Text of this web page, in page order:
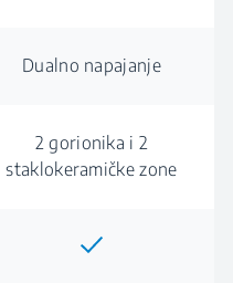
Dualno napajanje
2 gorionika i 2
staklokeramičke zone